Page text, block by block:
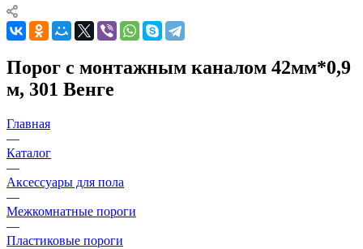
Порог с монтажным каналом 42мм*0,9
м, 301 Венге
Главная
—
Каталог
—
Аксессуары для пола
—
Межкомнатные пороги
—
Пластиковые пороги